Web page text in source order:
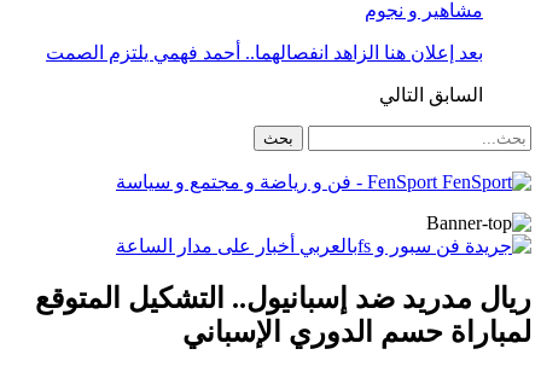
مشاهير و نجوم
بعد إعلان هنا الزاهد انفصالهما.. أحمد فهمي يلتزم الصمت
السابق التالي
FenSport - فن و رياضة و مجتمع و سياسة
ريال مدريد ضد إسبانيول.. التشكيل المتوقع
لمباراة حسم الدوري الإسباني